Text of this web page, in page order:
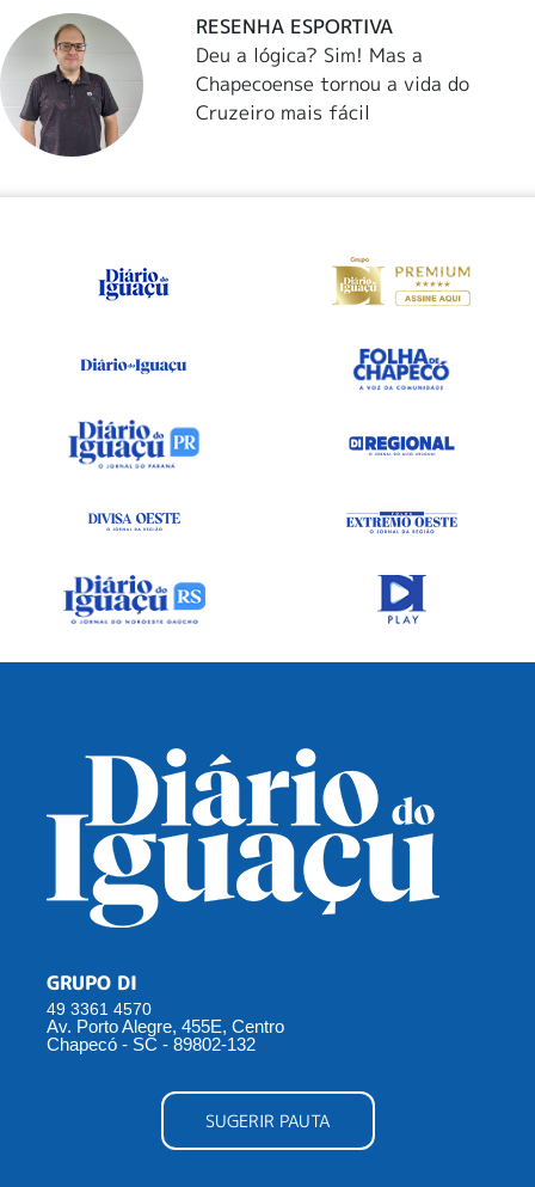
RESENHA ESPORTIVA
Deu a lógica? Sim! Mas a
Chapecoense tornou a vida do
Cruzeiro mais fácil
GRUPO DI
49 3361 4570
Av. Porto Alegre, 455E, Centro
Chapecó - SC - 89802-132
SUGERIR PAUTA